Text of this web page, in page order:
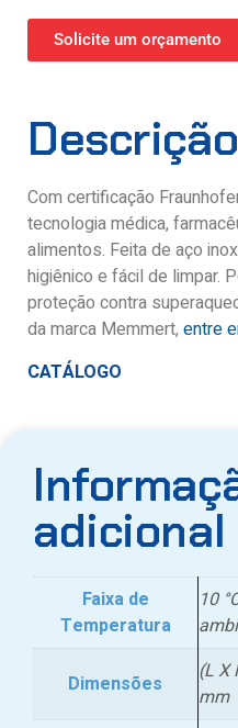
Solicite um orçamento
Descrição
Com certificação
tecnologia médica,
alimentos. Feita de aço
higiênico e fácil de limpar.
proteção contra
da marca Memmert, entre
CATÁLOGO
adicional
Faixa de
Temperatura
10
Dimensões
(L X
mm